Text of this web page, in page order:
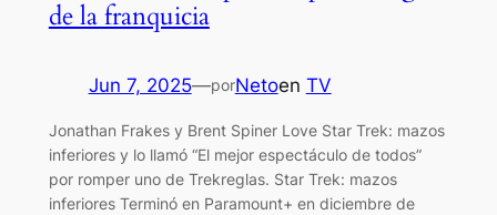
de la franquicia
Jun 7, 2025—porNetoen TV
Jonathan Frakes y Brent Spiner Love Star Trek: mazos
inferiores y lo llamó “El mejor espectáculo de todos”
por romper uno de Trekreglas. Star Trek: mazos
inferiores Terminó en Paramount+ en diciembre de